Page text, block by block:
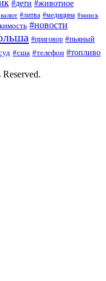
#дети #животное
#литва #медицина #минск
#новости
#приговор #пьяный
#сша #телефон #топливо